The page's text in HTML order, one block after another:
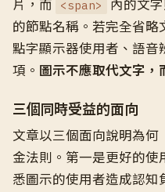
片，而
<span>
內的文
的節點名稱。若完全省略
點字顯示器使用者、語音
項。 圖示不應取代文字，
三個同時受益的面向
文章以三個面向說明為
金法則。第一是更好的
悉圖示的使用者造成認